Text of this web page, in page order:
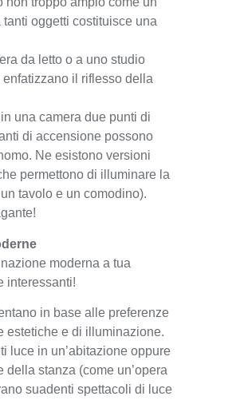
oggetti costituisce una
da letto o a uno studio
il riflesso della
una camera due punti di
di accensione possono
Ne esistono versioni
permettono di illuminare la
tavolo e un comodino).
moderna a tua
interessanti!
in base alle preferenze
estetiche e di illuminazione.
luce in un’abitazione oppure
stanza (come un’opera
suadenti spettacoli di luce